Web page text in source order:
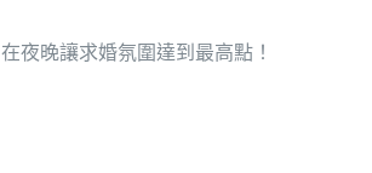
在夜晚讓求婚氛圍達到最高點！